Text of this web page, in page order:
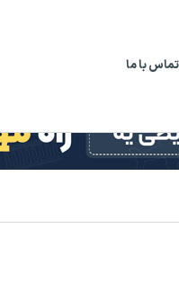
تماس با ما